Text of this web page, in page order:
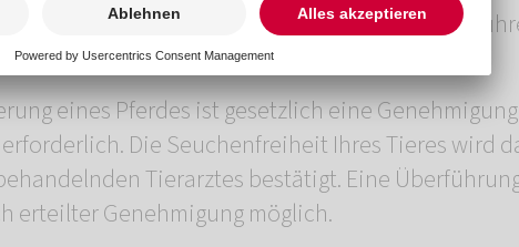
allen wichtigen Informationen und wir
für Pferde.
eines Pferdes ist gesetzlich eine
Die Seuchenfreiheit Ihres Tieres wird
Tierarztes bestätigt. Eine
erteilter Genehmigung möglich.